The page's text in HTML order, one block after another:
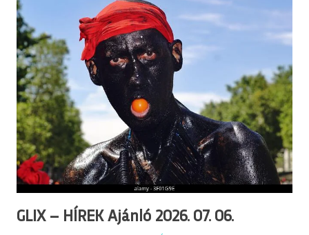
GLIX – HÍREK Ajánló 2026. 07. 06.